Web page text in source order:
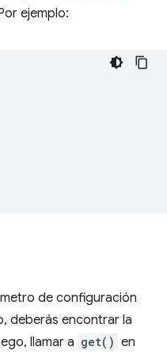
ejemplo:
de configuración
deberás encontrar la
llamar a get() en